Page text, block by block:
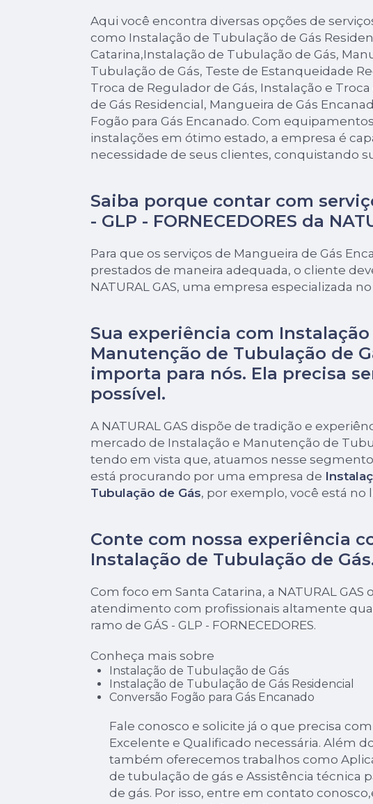
Aqui você encontra diversas opções de
como Instalação de Tubulação de Gás
Catarina,Instalação de Tubulação de Gás,
Tubulação de Gás, Teste de Estanqueidade
Troca de Regulador de Gás, Instalação e
de Gás Residencial, Mangueira de Gás
Fogão para Gás Encanado. Com
instalações em ótimo estado, a empresa é
necessidade de seus clientes, conquistando
Saiba porque contar com
- GLP - FORNECEDORES da
Para que os serviços de Mangueira de Gás
prestados de maneira adequada, o cliente
NATURAL GAS, uma empresa especializada
Sua experiência com Instalação
Manutenção de Tubulação de
importa para nós. Ela precisa
possível.
A NATURAL GAS dispõe de tradição e
mercado de Instalação e Manutenção de
tendo em vista que, atuamos nesse segmento
está procurando por uma empresa de
Tubulação de Gás, por exemplo, você está no
Conte com nossa experiência
Instalação de Tubulação de Gás
Com foco em Santa Catarina, a NATURAL GAS
atendimento com profissionais altamente
ramo de GÁS - GLP - FORNECEDORES.
Conheça mais sobre
Instalação de Tubulação de Gás
Instalação de Tubulação de Gás Residencial
Conversão Fogão para Gás Encanado
Fale conosco e solicite já o que precisa
Excelente e Qualificado necessária. Além
também oferecemos trabalhos como
de tubulação de gás e Assistência técnica
de gás. Por isso, entre em contato